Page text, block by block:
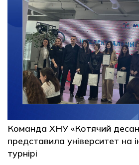
Команда ХНУ «Котячий
представила університет на
турнірі